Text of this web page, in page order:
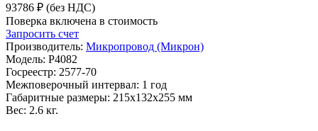
93786 ₽ (без НДС)
Поверка включена в стоимость
Запросить счет
Производитель: Микропровод (Микрон)
Модель: Р4082
Госреестр: 2577-70
Межповерочный интервал: 1 год
Габаритные размеры: 215х132х255 мм
Вес: 2.6 кг.